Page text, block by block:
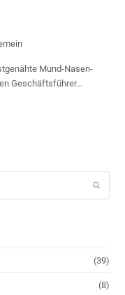
Mund-Nasen-
Geschäftsführer…
(39)
(8)